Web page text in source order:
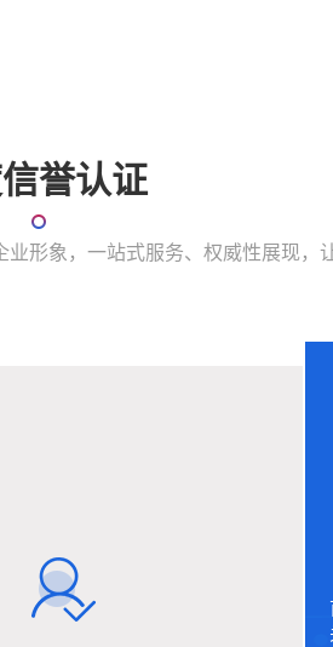
誉认证
形象，一站式服务、权威性展现，